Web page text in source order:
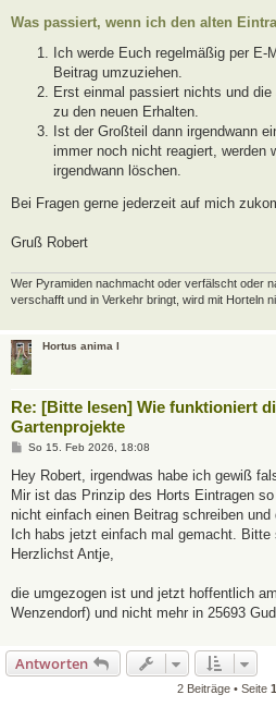
Was passiert, wenn ich den alten
Ich werde Euch regelmäßig per E-
Beitrag umzuziehen.
Erst einmal passiert nichts und die
zu den neuen Erhalten.
Ist der Großteil dann irgendwann
immer noch nicht reagiert, werden
irgendwann löschen.
Bei Fragen gerne jederzeit auf mich
Gruß Robert
Wer Pyramiden nachmacht oder verfälscht oder
verschafft und in Verkehr bringt, wird mit Horteln
Hortus anima l
Re: [Bitte lesen] Wie funktioniert
Gartenprojekte
B
i
r
a
So 15. Feb 2026, 18:08
Hey Robert, irgendwas habe ich gewiß
Mir ist das Prinzip des Horts Eintragen
nicht einfach einen Beitrag schreiben
Ich habs jetzt einfach mal gemacht.
Herzlichst Antje,
die umgezogen ist und jetzt hoffentlich
Wenzendorf) und nicht mehr in 25693
Antworten
2 Beiträge • Seite 1